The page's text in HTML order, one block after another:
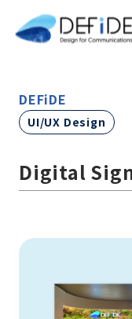
DEFiDE
UI/UX Design
Digital